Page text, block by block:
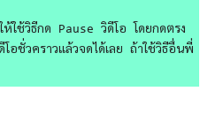
ใช้วิธีกด Pause วิดีโอ โดยกดตรง
อชั่วคราวแล้วจดได้เลย ถ้าใช้วิธีอื่นพี่